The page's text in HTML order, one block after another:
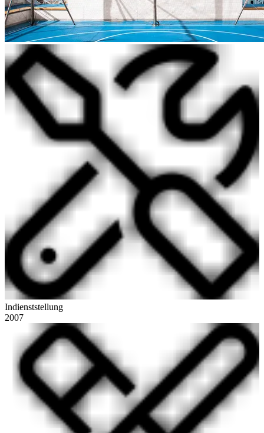
Indienststellung
2007